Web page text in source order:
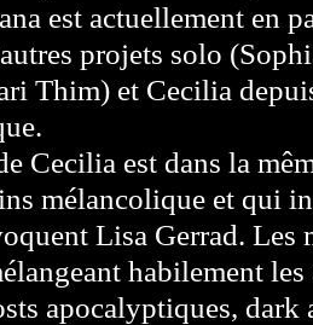
est actuellement en
projets solo
Thim) et Cecilia
Cecilia est dans la
mélancolique et qui
Lisa Gerrad. Les
habilement les
apocalyptiques, dark